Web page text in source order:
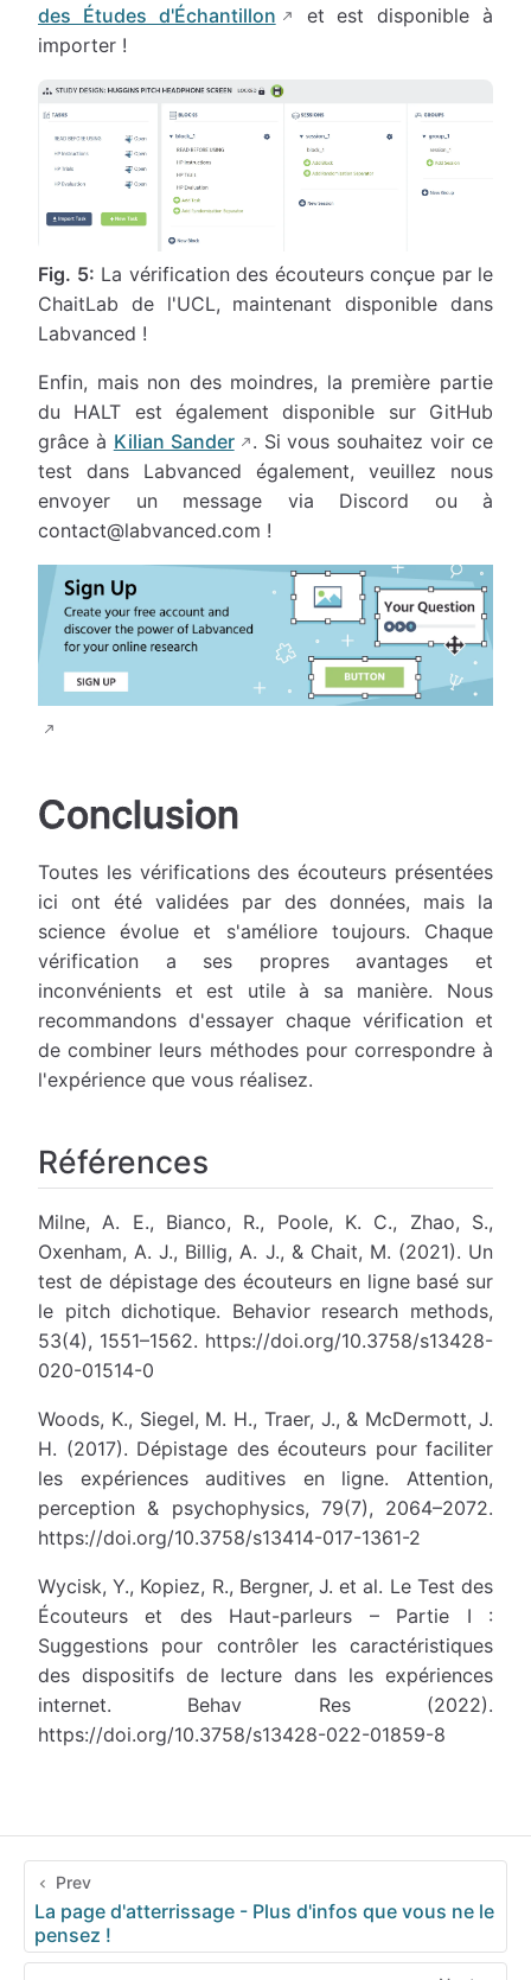
des Études d'Échantillon
et est disponible à
importer !
Fig. 5: La vérification des écouteurs conçue par le
ChaitLab de l'UCL, maintenant disponible dans
Labvanced !
Enfin, mais non des moindres, la première partie
du HALT est également disponible sur GitHub
grâce à Kilian Sander
. Si vous souhaitez voir ce
test dans Labvanced également, veuillez nous
envoyer un message via Discord ou à
contact@labvanced.com !
Conclusion
Toutes les vérifications des écouteurs présentées
ici ont été validées par des données, mais la
science évolue et s'améliore toujours. Chaque
vérification a ses propres avantages et
inconvénients et est utile à sa manière. Nous
recommandons d'essayer chaque vérification et
de combiner leurs méthodes pour correspondre à
l'expérience que vous réalisez.
Références
Milne, A. E., Bianco, R., Poole, K. C., Zhao, S.,
Oxenham, A. J., Billig, A. J., & Chait, M. (2021). Un
test de dépistage des écouteurs en ligne basé sur
le pitch dichotique. Behavior research methods,
53(4), 1551–1562. https://doi.org/10.3758/s13428-
020-01514-0
Woods, K., Siegel, M. H., Traer, J., & McDermott, J.
H. (2017). Dépistage des écouteurs pour faciliter
les expériences auditives en ligne. Attention,
perception & psychophysics, 79(7), 2064–2072.
https://doi.org/10.3758/s13414-017-1361-2
Wycisk, Y., Kopiez, R., Bergner, J. et al. Le Test des
Écouteurs et des Haut-parleurs – Partie I :
Suggestions pour contrôler les caractéristiques
des dispositifs de lecture dans les expériences
internet. Behav Res (2022).
https://doi.org/10.3758/s13428-022-01859-8
Prev
La page d'atterrissage - Plus d'infos que vous ne le
pensez !